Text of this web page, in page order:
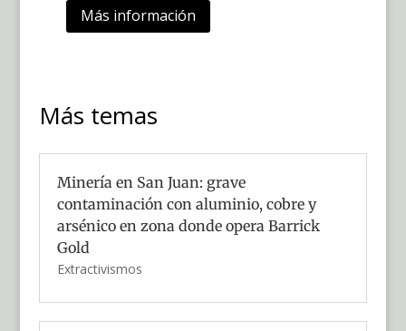
Más información
Más temas
Minería en San Juan: grave
contaminación con aluminio, cobre y
arsénico en zona donde opera Barrick
Gold
Extractivismos